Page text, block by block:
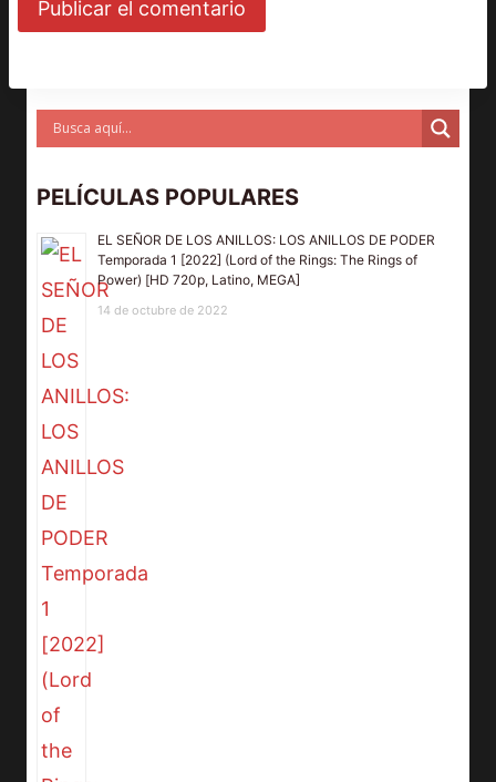
PELÍCULAS POPULARES
EL SEÑOR DE LOS ANILLOS: LOS ANILLOS DE PODER
Temporada 1 [2022] (Lord of the Rings: The Rings of
Power) [HD 720p, Latino, MEGA]
14 de octubre de 2022